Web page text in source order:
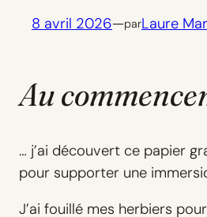
8 avril 2026—parLaure
Au
… j’ai découvert ce papier
pour supporter une
J’ai fouillé mes herbiers